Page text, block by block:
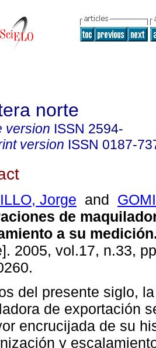
norte
version ISSN 2594-
version ISSN 0187-
Jorge and
de
a su medición
2005, vol.17, n.33,
del presente siglo,
de exportación
encrucijada de su
y